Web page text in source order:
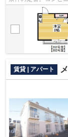
す。レイアウトも変
賃貸 | アパート